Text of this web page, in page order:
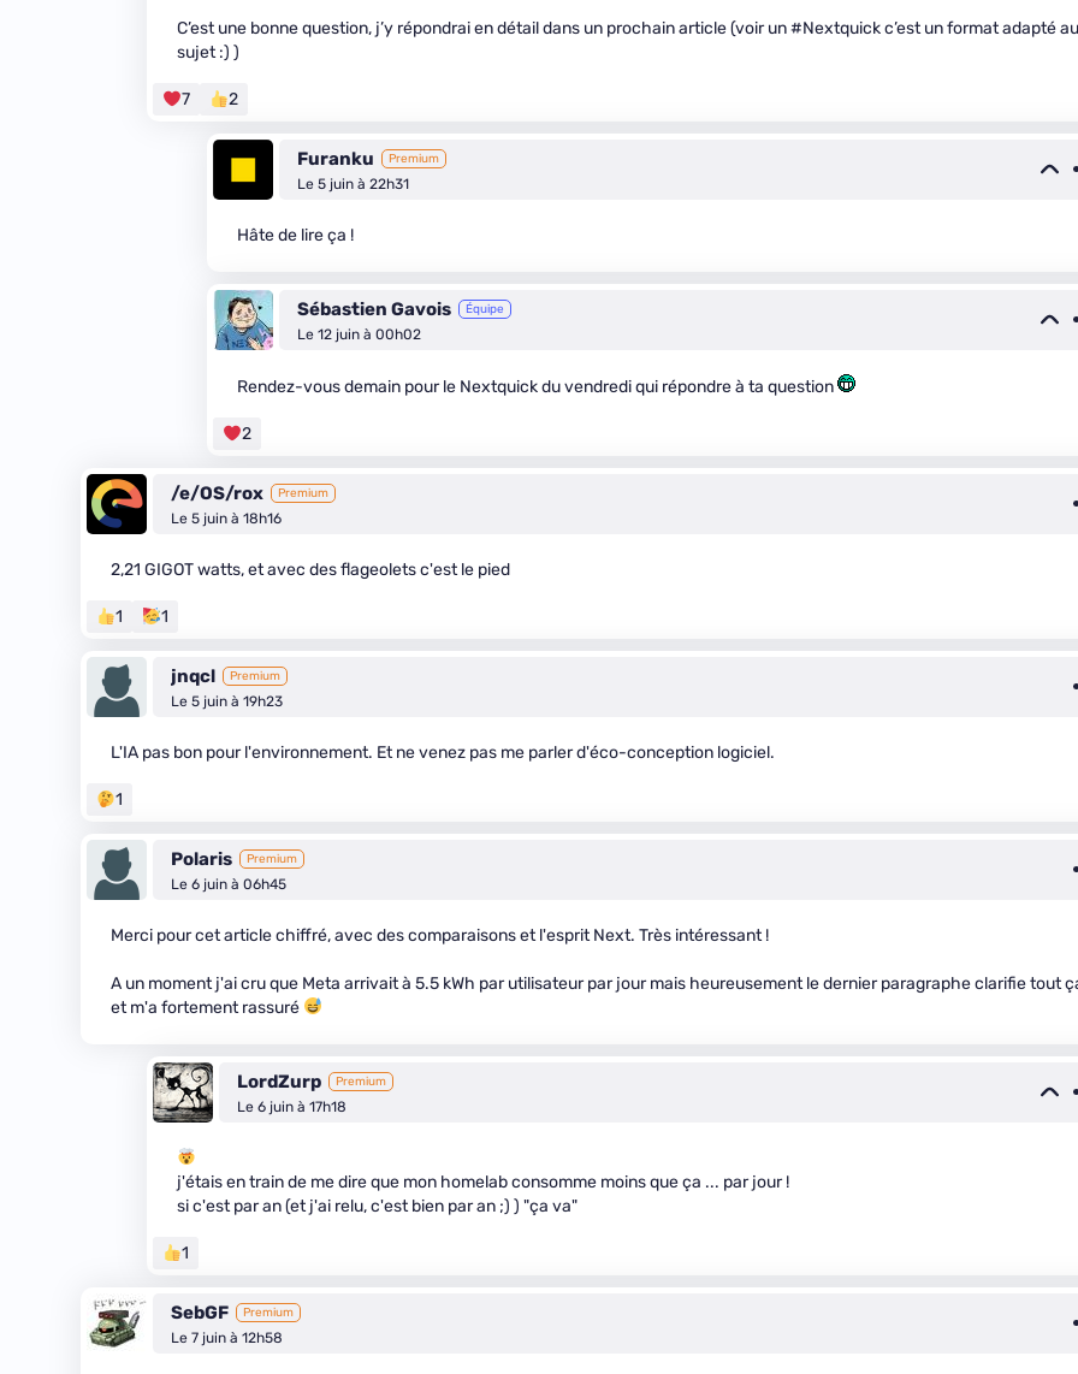
C’est une bonne question, j’y répondrai en détail dans un prochain article (voir un #Nextquick c’est un format adapté au
sujet :) )
7 2
Furanku Premium
Le 5 juin à 22h31
Hâte de lire ça !
Sébastien Gavois Équipe
Le 12 juin à 00h02
Rendez-vous demain pour le Nextquick du vendredi qui répondre à ta question
2
/e/OS/rox Premium
Le 5 juin à 18h16
2,21 GIGOT watts, et avec des flageolets c'est le pied
1 1
jnqcl Premium
Le 5 juin à 19h23
L'IA pas bon pour l'environnement. Et ne venez pas me parler d'éco-conception logiciel.
1
Polaris Premium
Le 6 juin à 06h45
Merci pour cet article chiffré, avec des comparaisons et l'esprit Next. Très intéressant !
A un moment j'ai cru que Meta arrivait à 5.5 kWh par utilisateur par jour mais heureusement le dernier paragraphe clarifie tout
et m'a fortement rassuré
LordZurp Premium
Le 6 juin à 17h18
j'étais en train de me dire que mon homelab consomme moins que ça ... par jour !
si c'est par an (et j'ai relu, c'est bien par an ;) ) "ça va"
1
SebGF Premium
Le 7 juin à 12h58